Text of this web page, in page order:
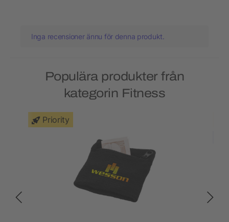
Inga recensioner ännu för denna produkt.
Populära produkter från
kategorin Fitness
Priority